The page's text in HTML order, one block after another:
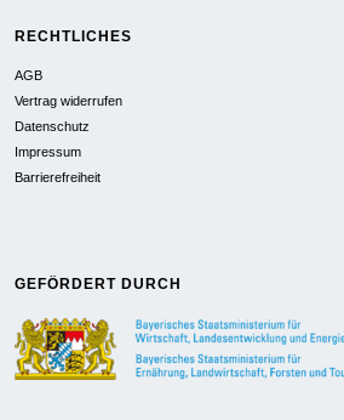
RECHTLICHES
AGB
Vertrag widerrufen
Datenschutz
Impressum
Barrierefreiheit
GEFÖRDERT DURCH